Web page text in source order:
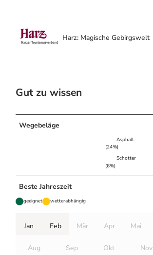
Harz: Magische Gebirgswelt
Gut zu wissen
Wegebeläge
Asphalt
(24%)
Schotter
(6%)
Beste Jahreszeit
geeignet wetterabhängig
Jan Feb Mär Apr Mai
Aug Sep Okt Nov